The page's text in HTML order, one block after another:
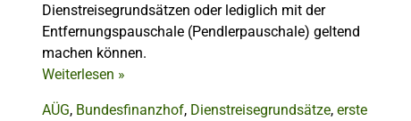
Dienstreisegrundsätzen oder lediglich mit der
Entfernungspauschale (Pendlerpauschale) geltend
machen können.
Weiterlesen »
AÜG, Bundesfinanzhof, Dienstreisegrundsätze, erste